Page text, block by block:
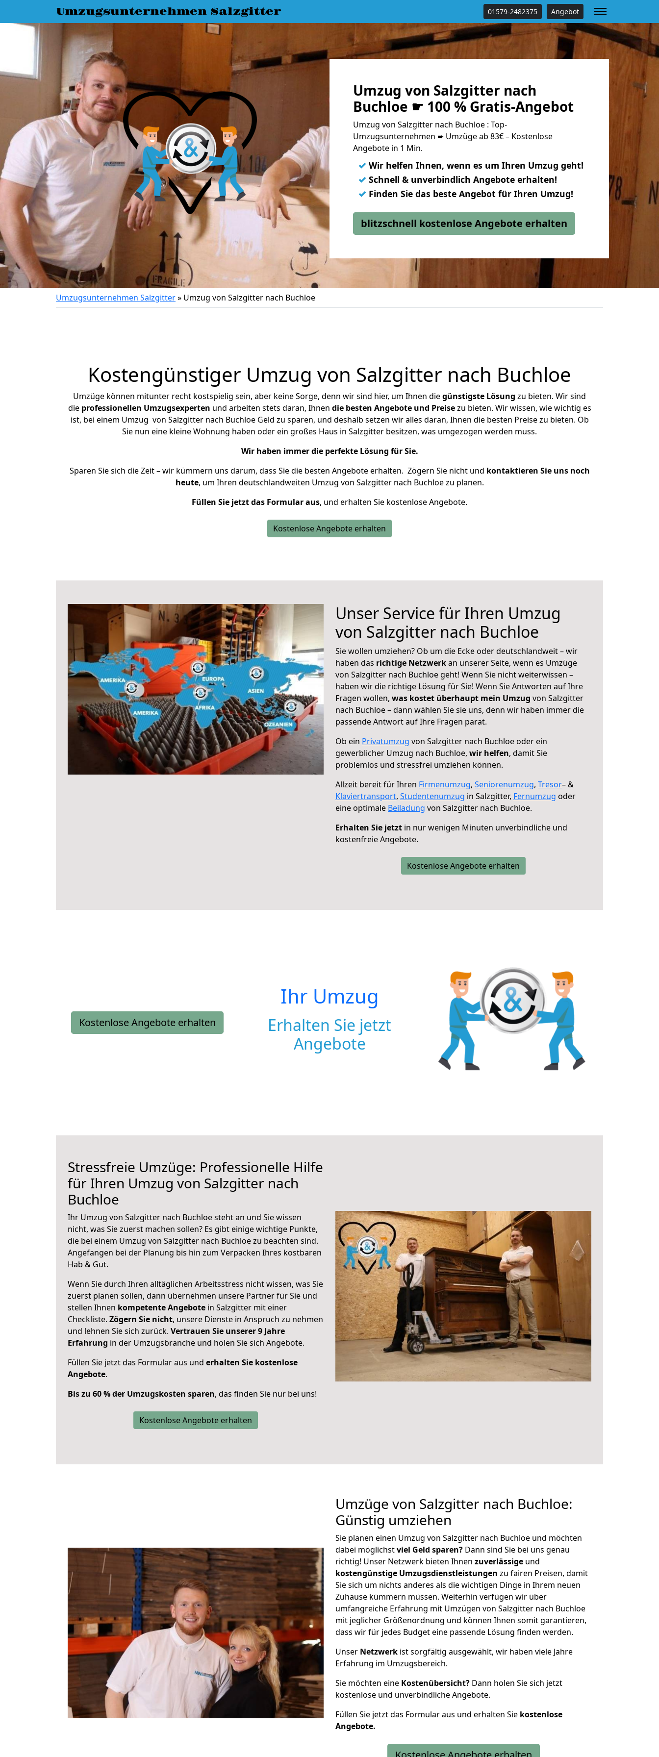
Umzugsunternehmen Salzgitter 01579-2482375 Angebot
Umzug von Salzgitter nach
Buchloe ☛ 100 % Gratis-Angebot
Umzug von Salzgitter nach Buchloe : Top-
Umzugsunternehmen ➨ Umzüge ab 83€ – Kostenlose
Angebote in 1 Min.
✓ Wir helfen Ihnen, wenn es um Ihren Umzug geht!
✓ Schnell & unverbindlich Angebote erhalten!
✓ Finden Sie das beste Angebot für Ihren Umzug!
blitzschnell kostenlose Angebote erhalten
Umzugsunternehmen Salzgitter» Umzug von Salzgitter nach Buchloe
Kostengünstiger Umzug von Salzgitter nach Buchloe
Umzüge können mitunter recht kostspielig sein, aber keine Sorge, denn wir sind hier, um Ihnen diegünstigste Lösung zu bieten. Wir sind
die professionellen Umzugsexperten und arbeiten stets daran, Ihnen die besten Angebote und Preisezu bieten. Wir wissen, wie wichtig es
ist, bei einem Umzug von Salzgitter nach Buchloe Geld zu sparen, und deshalb setzen wir alles daran, Ihnen die besten Preise zu bieten. Ob
Sie nun eine kleine Wohnung haben oder ein großes Haus in Salzgitter besitzen, was umgezogen werden muss.
Wir haben immer die perfekte Lösung für Sie.
Sparen Sie sich die Zeit – wir kümmern uns darum, dass Sie die besten Angebote erhalten. Zögern Sie nicht und kontaktieren Sie uns noch
heute, um Ihren deutschlandweiten Umzug von Salzgitter nach Buchloe zu planen.
Füllen Sie jetzt das Formular aus, und erhalten Sie kostenlose Angebote.
Kostenlose Angebote erhalten
Unser Service für Ihren Umzug
von Salzgitter nach Buchloe
Sie wollen umziehen? Ob um die Ecke oder deutschlandweit – wir
haben das richtige Netzwerkan unserer Seite, wenn es Umzüge
von Salzgitter nach Buchloe geht! Wenn Sie nicht weiterwissen –
haben wir die richtige Lösung für Sie! Wenn Sie Antworten auf Ihre
Fragen wollen, was kostet überhaupt mein Umzug von Salzgitter
nach Buchloe – dann wählen Sie sie uns, denn wir haben immer die
passende Antwort auf Ihre Fragen parat.
Ob ein Privatumzug von Salzgitter nach Buchloe oder ein
gewerblicher Umzug nach Buchloe, wir helfen, damit Sie
problemlos und stressfrei umziehen können.
Allzeit bereit für Ihren Firmenumzug, Seniorenumzug, Tresor– &
Klaviertransport, Studentenumzug in Salzgitter, Fernumzug oder
eine optimale Beiladung von Salzgitter nach Buchloe.
Erhalten Sie jetzt in nur wenigen Minuten unverbindliche und
kostenfreie Angebote.
Kostenlose Angebote erhalten
Kostenlose Angebote erhalten
Ihr Umzug
Erhalten Sie jetzt
Angebote
Stressfreie Umzüge: Professionelle Hilfe
für Ihren Umzug von Salzgitter nach
Buchloe
Ihr Umzug von Salzgitter nach Buchloe steht an und Sie wissen
nicht, was Sie zuerst machen sollen? Es gibt einige wichtige Punkte,
die bei einem Umzug von Salzgitter nach Buchloe zu beachten sind.
Angefangen bei der Planung bis hin zum Verpacken Ihres kostbaren
Hab & Gut.
Wenn Sie durch Ihren alltäglichen Arbeitsstress nicht wissen, was Sie
zuerst planen sollen, dann übernehmen unsere Partner für Sie und
stellen Ihnen kompetente Angebote in Salzgitter mit einer
Checkliste. Zögern Sie nicht, unsere Dienste in Anspruch zu nehmen
und lehnen Sie sich zurück. Vertrauen Sie unserer 9 Jahre
Erfahrung in der Umzugsbranche und holen Sie sich Angebote.
Füllen Sie jetzt das Formular aus und erhalten Sie kostenlose
Angebote.
Bis zu 60 % der Umzugskosten sparen, das finden Sie nur bei uns!
Kostenlose Angebote erhalten
Umzüge von Salzgitter nach Buchloe:
Günstig umziehen
Sie planen einen Umzug von Salzgitter nach Buchloe und möchten
dabei möglichstviel Geld sparen? Dann sind Sie bei uns genau
richtig! Unser Netzwerk bieten Ihnen zuverlässige und
kostengünstige Umzugsdienstleistungen zu fairen Preisen, damit
Sie sich um nichts anderes als die wichtigen Dinge in Ihrem neuen
Zuhause kümmern müssen. Weiterhin verfügen wir über
umfangreiche Erfahrung mit Umzügen von Salzgitter nach Buchloe
mit jeglicher Größenordnung und können Ihnen somit garantieren,
dass wir für jedes Budget eine passende Lösung finden werden.
Unser Netzwerk ist sorgfältig ausgewählt, wir haben viele Jahre
Erfahrung im Umzugsbereich.
Sie möchten eine Kostenübersicht? Dann holen Sie sich jetzt
kostenlose und unverbindliche Angebote.
Füllen Sie jetzt das Formular aus und erhalten Sie kostenlose
Angebote.